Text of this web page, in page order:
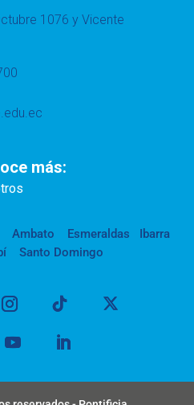
1076 y Vicente
más:
Ambato Esmeraldas
Ibarra
Santo Domingo